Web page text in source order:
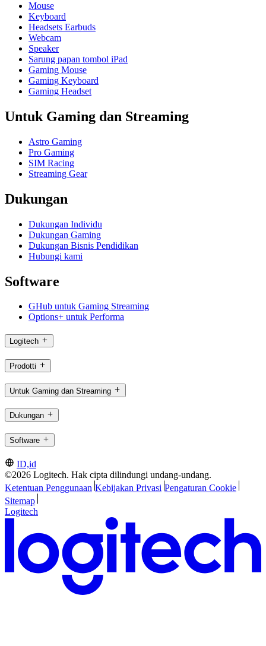
Mouse
Keyboard
Headsets Earbuds
Webcam
Speaker
Sarung papan tombol iPad
Gaming Mouse
Gaming Keyboard
Gaming Headset
Untuk Gaming dan Streaming
Astro Gaming
Pro Gaming
SIM Racing
Streaming Gear
Dukungan
Dukungan Individu
Dukungan Gaming
Dukungan Bisnis Pendidikan
Hubungi kami
Software
GHub untuk Gaming Streaming
Options+ untuk Performa
Logitech
Prodotti
Untuk Gaming dan Streaming
Dukungan
Software
ID,id
©2026 Logitech. Hak cipta dilindungi undang-undang.
Ketentuan Penggunaan Kebijakan Privasi Pengaturan Cookie
Sitemap
Logitech